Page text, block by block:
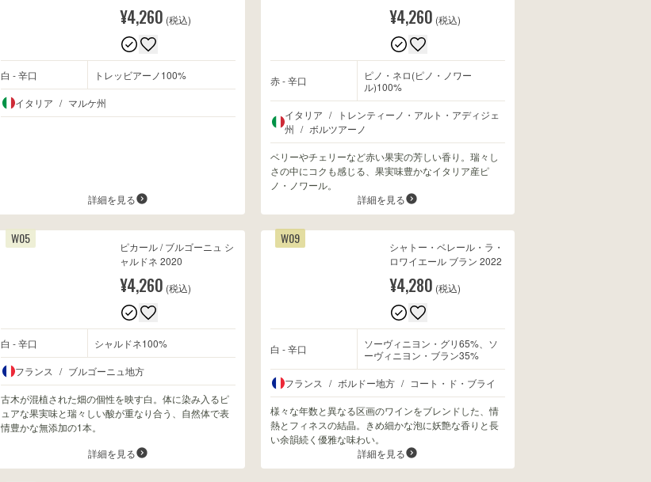
¥4,260 (税込)
白 - 辛口 トレッビアーノ100%
イタリア / マルケ州
詳細を見る
¥4,260 (税込)
赤 - 辛口
ピノ・ネロ(ピノ・ノワー
ル)100%
イタリア /
トレンティーノ・アルト・アディジェ
州 / ボルツアーノ
ベリーやチェリーなど赤い果実の芳しい香り。瑞々し
さの中にコクも感じる、果実味豊かなイタリア産ピ
ノ・ノワール。
詳細を見る
W05
ピカール / ブルゴーニュ シ
ャルドネ 2020
¥4,260 (税込)
白 - 辛口 シャルドネ100%
フランス / ブルゴーニュ地方
古木が混植された畑の個性を映す白。体に染み入るピ
ュアな果実味と瑞々しい酸が重なり合う、自然体で表
情豊かな無添加の1本。
詳細を見る
W09
シャトー・ベレール・ラ・
ロワイエール ブラン 2022
¥4,280 (税込)
白 - 辛口
ソーヴィニヨン・グリ65%、ソ
ーヴィニヨン・ブラン35%
フランス / ボルドー地方 / コート・ド・ブライ
様々な年数と異なる区画のワインをブレンドした、情
熱とフィネスの結晶。きめ細かな泡に妖艶な香りと長
い余韻続く優雅な味わい。
詳細を見る